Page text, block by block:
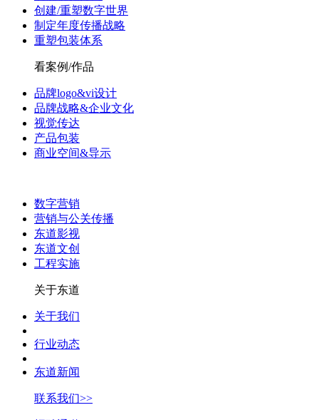
创建/重塑数字世界
制定年度传播战略
重塑包装体系
看案例/作品
品牌logo&vi设计
品牌战略&企业文化
视觉传达
产品包装
商业空间&导示
数字营销
营销与公关传播
东道影视
东道文创
工程实施
关于东道
关于我们
行业动态
东道新闻
联系我们>>